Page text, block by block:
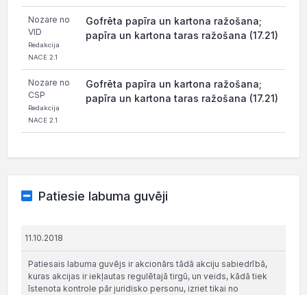
Nozare no
VID
Redakcija
NACE 2.1
Gofrēta papīra un kartona ražošana;
papīra un kartona taras ražošana (17.21)
Nozare no
CSP
Redakcija
NACE 2.1
Gofrēta papīra un kartona ražošana;
papīra un kartona taras ražošana (17.21)
Patiesie labuma guvēji
11.10.2018
Patiesais labuma guvējs ir akcionārs tādā akciju sabiedrībā,
kuras akcijas ir iekļautas regulētajā tirgū, un veids, kādā tiek
īstenota kontrole pār juridisko personu, izriet tikai no